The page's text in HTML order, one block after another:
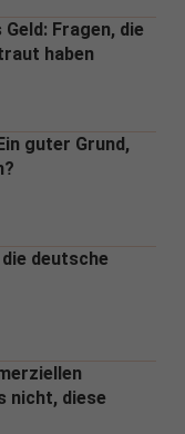
Fragen, die
haben
guter Grund,
deutsche
nicht, diese